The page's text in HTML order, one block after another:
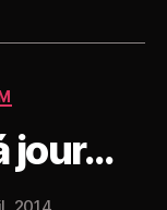
jour…